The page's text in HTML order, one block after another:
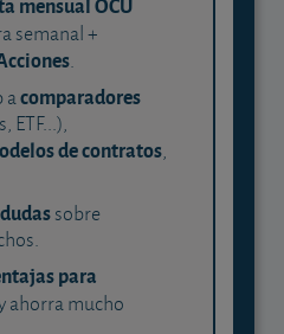
semanal +
.
acomparadores
ETF...),
de contratos,
sobre
para
ahorra mucho